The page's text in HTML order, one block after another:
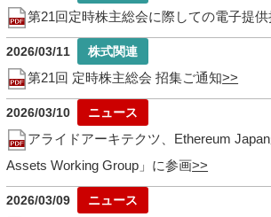
第21回定時株主総会に際しての電子提
2026/03/11
第21回 定時株主総会 招集ご通知
2026/03/10
アライドアーキテクツ、Ethereum
Assets Working Group」に参画
2026/03/09